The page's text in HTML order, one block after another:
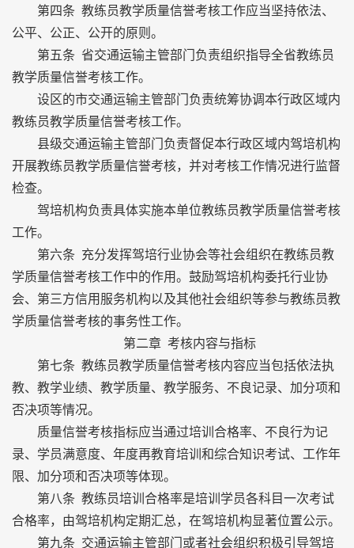
第四条 教练员教学质量信誉考核工作应当坚持依法、
公平、公正、公开的原则。
第五条 省交通运输主管部门负责组织指导全省教练员
教学质量信誉考核工作。
设区的市交通运输主管部门负责统筹协调本行政区域内
教练员教学质量信誉考核工作。
县级交通运输主管部门负责督促本行政区域内驾培机构
开展教练员教学质量信誉考核，并对考核工作情况进行监督
检查。
驾培机构负责具体实施本单位教练员教学质量信誉考核
工作。
第六条 充分发挥驾培行业协会等社会组织在教练员教
学质量信誉考核工作中的作用。鼓励驾培机构委托行业协
会、第三方信用服务机构以及其他社会组织等参与教练员教
学质量信誉考核的事务性工作。
第二章 考核内容与指标
第七条 教练员教学质量信誉考核内容应当包括依法执
教、教学业绩、教学质量、教学服务、不良记录、加分项和
否决项等情况。
质量信誉考核指标应当通过培训合格率、不良行为记
录、学员满意度、年度再教育培训和综合知识考试、工作年
限、加分项和否决项等体现。
第八条 教练员培训合格率是培训学员各科目一次考试
合格率，由驾培机构定期汇总，在驾培机构显著位置公示。
第九条 交通运输主管部门或者社会组织积极引导驾培